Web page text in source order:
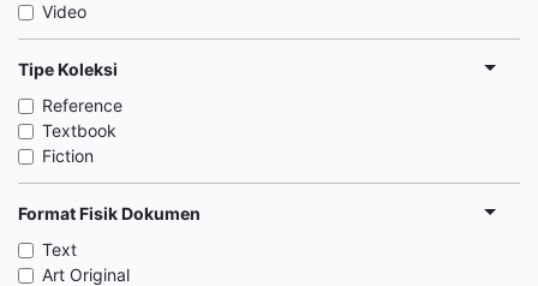
Video
Tipe Koleksi
Reference
Textbook
Fiction
Format Fisik Dokumen
Text
Art Original